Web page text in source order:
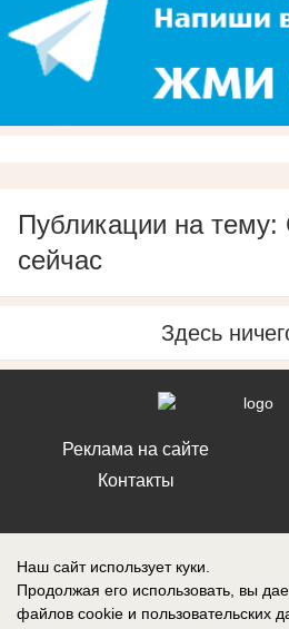
Публикации на тему:
сейчас
Здесь
Реклама на сайте
Контакты
СМИ Блокнот Ставрополь
надзору в сфере связи,
Наш сайт использует куки.
Продолжая его использовать, вы
файлов cookie и пользовательских